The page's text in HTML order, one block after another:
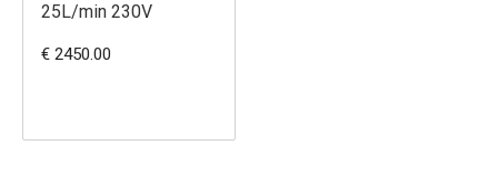
25L/min 230V
€ 2450.00